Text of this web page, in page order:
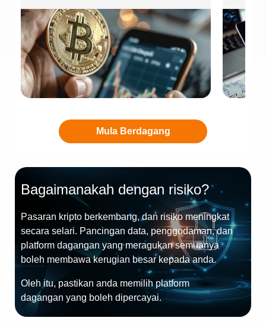
Mula Berdagang
Bagaimanakah dengan risiko?
Pasaran kripto berkembang, dan risiko meningkat
secara selari. Pancingan data, penggodaman, dan
platform dagangan yang meragukan semuanya
boleh membawa kerugian besar kepada anda.
Oleh itu, pastikan anda memilih platform
dagangan yang boleh dipercayai.